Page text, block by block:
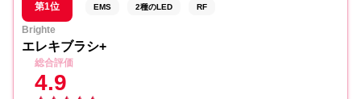
第1位 EMS 2種のLED RF
Brighte
エレキブラシ+
総合評価
4.9